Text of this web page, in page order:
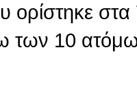
ορίστηκε
10